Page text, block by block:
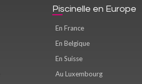
Piscinelle en Europe
En France
En Belgique
En Suisse
Au Luxembourg